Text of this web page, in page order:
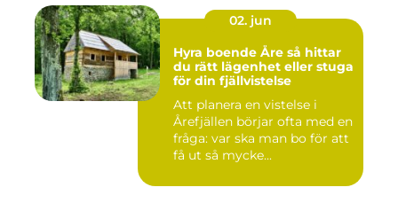
02. jun
Hyra boende Åre så hittar
du rätt lägenhet eller stuga
för din fjällvistelse
Att planera en vistelse i
Årefjällen börjar ofta med en
fråga: var ska man bo för att
få ut så mycke...